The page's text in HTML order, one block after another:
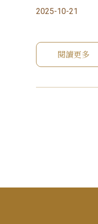
2025-10-21
閱讀更多